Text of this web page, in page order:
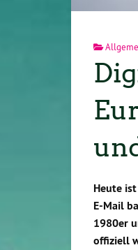
Heute
E-Mail
1980er
offiziell